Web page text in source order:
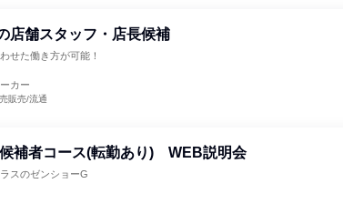
店舗スタッフ・店長候補
せた働き方が可能！
カー
販売/流通
補者コース(転勤あり) WEB説明会
スのゼンショーG